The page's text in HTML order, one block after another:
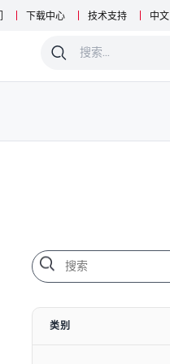
下载中心 技术支持 中文
0
类别